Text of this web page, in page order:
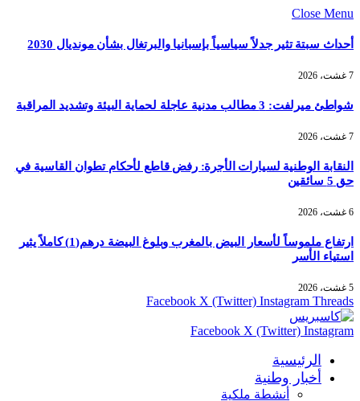
Close Menu
أحداث سبتة تثير جدلاً سياسياً بإسبانيا والبرتغال بشأن مونديال 2030
7 غشت، 2026
شواطئ ميرلفت: 3 مطالب مدنية عاجلة لحماية البيئة وتشديد المراقبة
7 غشت، 2026
النقابة الوطنية لسيارات الأجرة: رفض قاطع لأحكام تطوان القاسية في
حق 5 سائقين
6 غشت، 2026
ارتفاع ملموساً لأسعار البيض بالمغرب وبلوغ البيضة درهم(1) كاملاً يثير
استياء الأسر
5 غشت، 2026
Facebook X (Twitter) Instagram Threads
Facebook X (Twitter) Instagram
الرئيسية
أخبار وطنية
أنشطة ملكية